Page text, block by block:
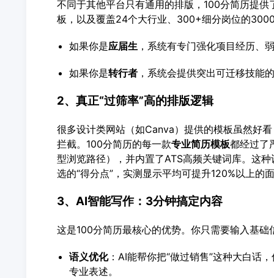
不同于其他平台只有通用的排版，100分简历提供
板，以及覆盖24个大行业、300+细分岗位的
如果你是应届生，系统有专门强化项目经历、
如果你是转行者，系统会提供突出可迁移技能
2、真正“过筛率”高的排版逻辑
很多设计类网站（如Canva）提供的模板虽然好
拦截。100分简历的每一款专业简历模板都经过了
型浏览路径），并内置了ATS高频关键词库。这
选的“得分点”，实测显示平均可提升120%以上的
3、AI智能写作：3分钟搞定内容
这是100分简历最核心的优势。你只需要输入基
语义优化：AI能帮你把“做过销售”这种大白话
专业表述。